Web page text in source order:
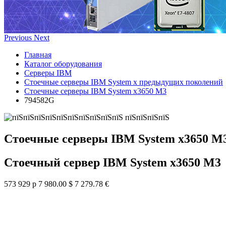
Previous Next
Главная
Каталог оборудования
Серверы IBM
Стоечные серверы IBM System x предыдущих поколений
Стоечные серверы IBM System x3650 M3
794582G
Стоечные серверы IBM System x3650
Стоечный сервер IBM System x3650 M3
573 929 р 7 980.00 $ 7 279.78 €